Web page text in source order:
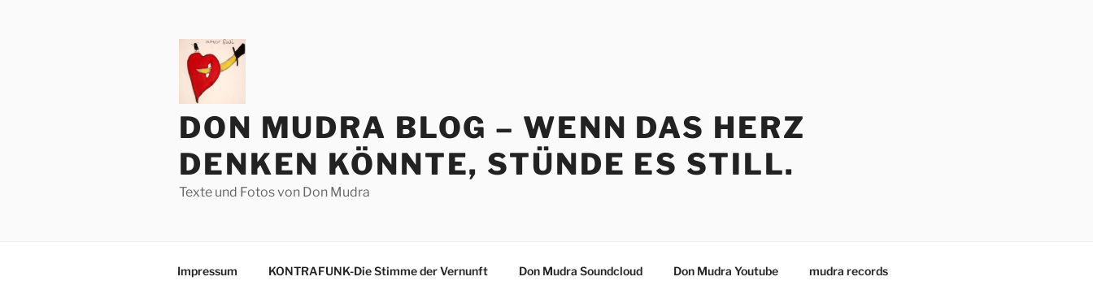
DON MUDRA BLOG – WENN DAS HERZ
DENKEN KÖNNTE, STÜNDE ES STILL.
Texte und Fotos von Don Mudra
Impressum KONTRAFUNK-Die Stimme der Vernunft Don Mudra Soundcloud Don Mudra Youtube mudra records